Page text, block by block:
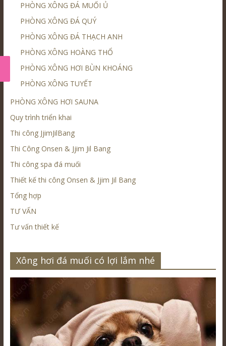
PHÒNG XÔNG ĐÁ MUỐI Ủ
PHÒNG XÔNG ĐÁ QUÝ
PHÒNG XÔNG ĐÁ THẠCH ANH
PHÒNG XÔNG HOÀNG THỔ
PHÒNG XÔNG HƠI BÙN KHOÁNG
PHÒNG XÔNG TUYẾT
PHÒNG XÔNG HƠI SAUNA
Quy trình triển khai
Thi công JjimJilBang
Thi Công Onsen & Jjim Jil Bang
Thi công spa đá muối
Thiết kế thi công Onsen & Jjim Jil Bang
Tổng hợp
TƯ VẤN
Tư vấn thiết kế
Xông hơi đá muối có lợi lắm nhé